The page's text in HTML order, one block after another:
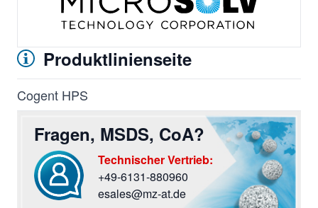
Produktlinienseite
Cogent HPS
Fragen, MSDS, CoA?
Sie haben Fragen? Rufen Sie uns an oder screiben
Technischer Vertrieb:
+49-6131-880960
esales@mz-at.de